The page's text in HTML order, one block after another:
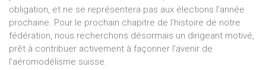
obligation, et ne se représentera pas aux élections l'année
prochaine. Pour le prochain chapitre de l’histoire de notre
fédération, nous recherchons désormais un dirigeant motivé,
prêt à contribuer activement à façonner l’avenir de
l’aéromodélisme suisse.